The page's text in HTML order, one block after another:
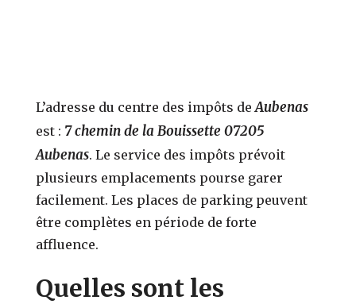
L’adresse du centre des impôts deAubenas
est : 7 chemin de la Bouissette 07205
Aubenas. Le service des impôts prévoit
plusieurs emplacements pourse garer
facilement. Les places de parking peuvent
être complètes en période de forte
affluence.
Quelles sont les